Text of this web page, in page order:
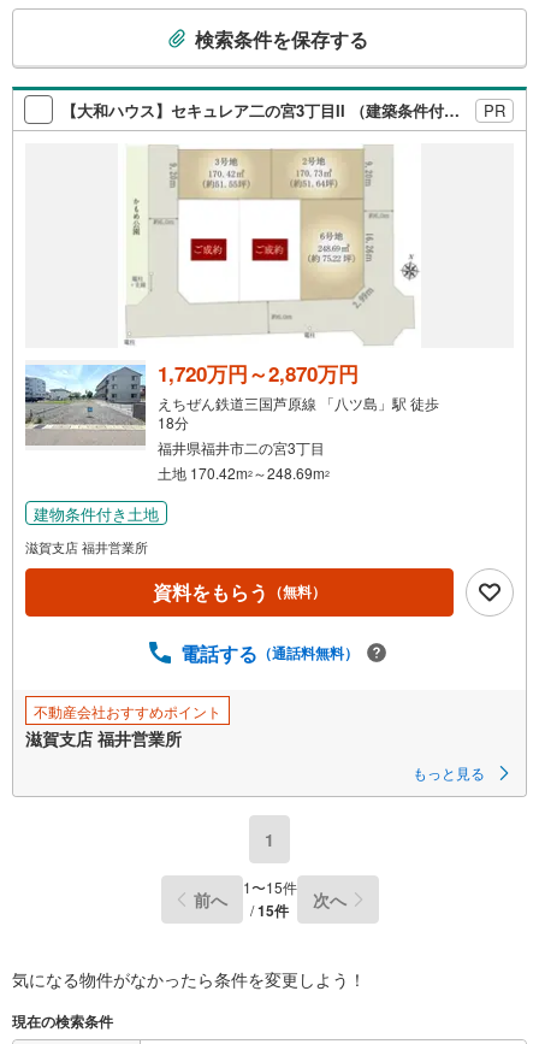
検
索
条
る
・
条
件
マ
イ
ペ
ー
る
検索条件を保存する
【大和ハウス】セキュレア二の宮3丁目II （建築条件付宅地分譲） PR
1,720万円～2,870万円
えちぜん鉄道三国芦原線 「八ツ島」駅 徒歩
18分
福井県福井市二の宮3丁目
土地 170.42m2 ～248.69m2
建物条件付き土地
滋賀支店 福井営業所
資料をもらう （無料）
電話する （通話料無料）
不動産会社おすすめポイント
滋賀支店 福井営業所
もっと見る
1
前へ 1〜15件
/15件 次へ
気になる物件がなかったら条件を変更しよう！
現在の検索条件